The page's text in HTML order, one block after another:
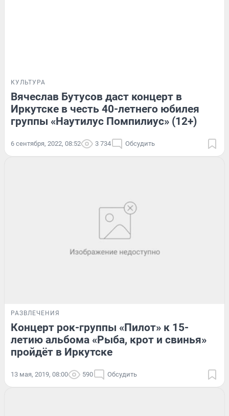
КУЛЬТУРА
Вячеслав Бутусов даст концерт в
Иркутске в честь 40-летнего юбилея
группы «Наутилус Помпилиус» (12+)
6 сентября, 2022, 08:52 3 734 Обсудить
РАЗВЛЕЧЕНИЯ
Концерт рок-группы «Пилот» к 15-
летию альбома «Рыба, крот и свинья»
пройдёт в Иркутске
13 мая, 2019, 08:00 590 Обсудить